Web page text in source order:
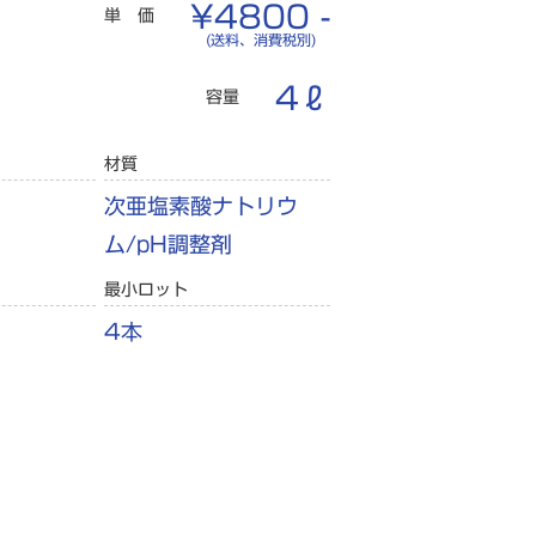
単 価 ¥4800 -
(送料、消費税別)
容量 4ℓ
材質
次亜塩素酸ナトリウ
ム/pH調整剤
最小ロット
4本